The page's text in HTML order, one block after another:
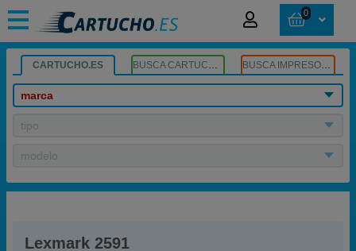
0
CARTUCHO.ES BUSCA CARTUCHOS BUSCA IMPRESORA
marca
tipo
modelo
Lexmark 2591